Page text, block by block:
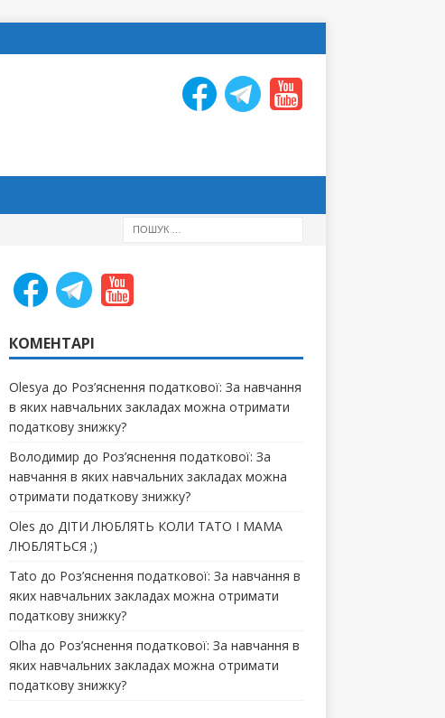
КОМЕНТАРІ
Olesya до Роз’яснення податкової: За навчання
в яких навчальних закладах можна отримати
податкову знижку?
Володимир до Роз’яснення податкової: За
навчання в яких навчальних закладах можна
отримати податкову знижку?
Oles до ДІТИ ЛЮБЛЯТЬ КОЛИ ТАТО І МАМА
ЛЮБЛЯТЬСЯ ;)
Tato до Роз’яснення податкової: За навчання в
яких навчальних закладах можна отримати
податкову знижку?
Olha до Роз’яснення податкової: За навчання в
яких навчальних закладах можна отримати
податкову знижку?